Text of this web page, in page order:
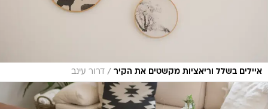
איילים בשלל וריאציות מקשטים את הקיר / דרור עינב